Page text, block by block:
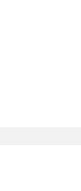
才能在接
的攻击行
别出具体
取报文特
相比，应
，过滤掉
进行响应
全研究人